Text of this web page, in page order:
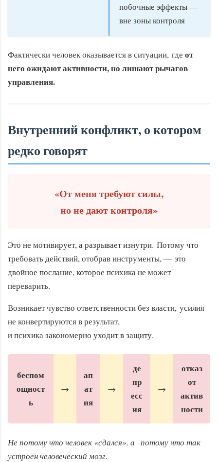
побочные эффекты —
вне зоны контроля
Фактически человек оказывается в ситуации, где от
него ожидают активности, но лишают рычагов
управления.
Внутренний конфликт, о котором
редко говорят
«От меня требуют силы,
но не дают контроля»
Это не мотивирует, а разрывает изнутри. Потому что
требовать действий, отобрав инструменты, — это
двойное послание, которое психика не может
переварить.
Возникает чувство ответственности без власти, усилия
не конвертируются в результат,
и психика закономерно уходит в защиту.
беспом
ощност
ь
→
ап
ат
ия
→
де
пр
есс
ия
→
отказ
от
актив
ности
Не потому что человек «сдался». а потому что так
устроен человеческий мозг.